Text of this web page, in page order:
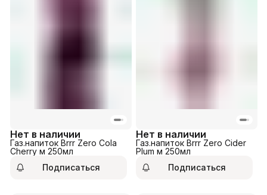
Нет в наличии
Газ.напиток Brrr Zero Cola
Cherry м 250мл
Подписаться
Нет в наличии
Газ.напиток Brrr Zero Cider
Plum м 250мл
Подписаться